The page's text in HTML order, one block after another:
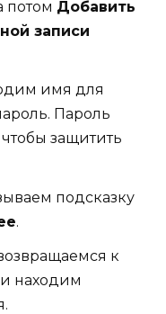
потом Добавить
записи
имя для
Пароль
защитить
подсказку
.
к
находим